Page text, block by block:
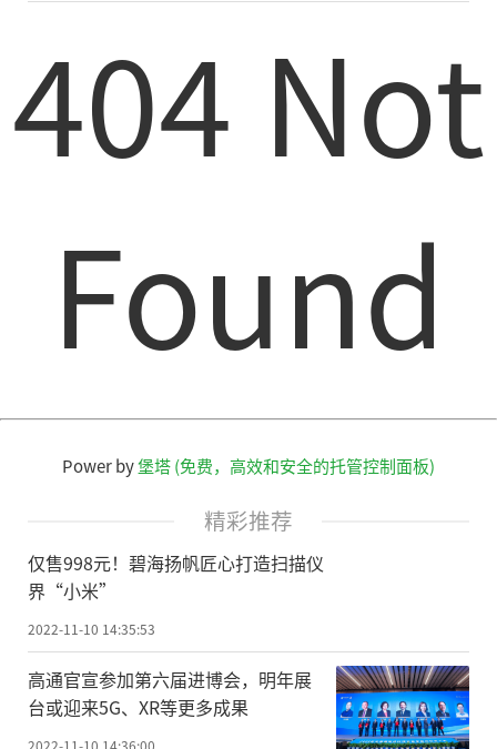
404 Not
Found
Power by堡塔 (免费，高效和安全的托管控制面板)
精彩推荐
仅售998元！碧海扬帆匠心打造扫描仪
界“小米”
2022-11-10 14:35:53
高通官宣参加第六届进博会，明年展
台或迎来5G、XR等更多成果
2022-11-10 14:36:00